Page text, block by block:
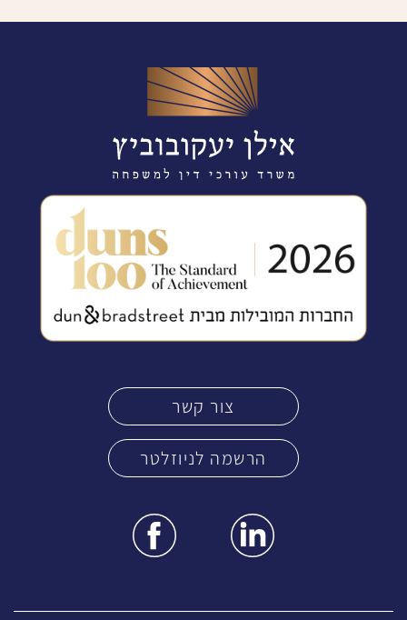
צור קשר
הרשמה לניוזלטר